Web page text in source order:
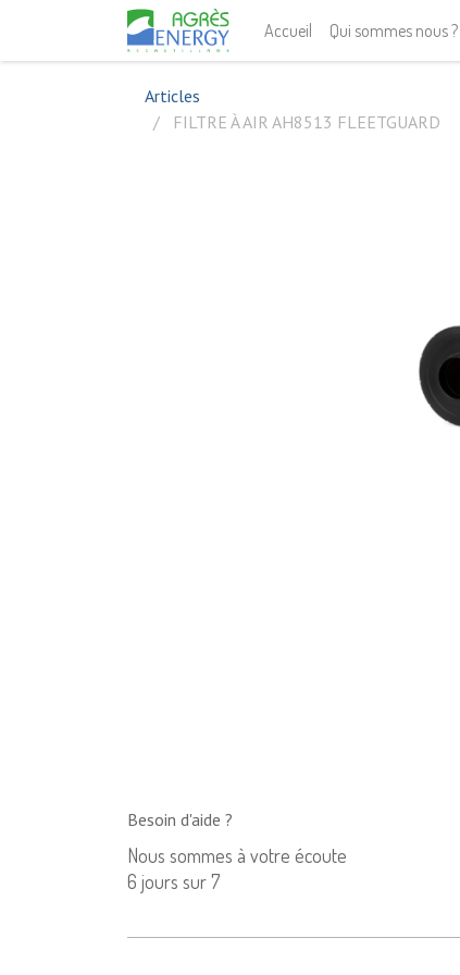
Accueil Qui sommes nous ?
Articles
FILTRE À AIR AH8513 FLEETGUARD
Besoin d'aide ?
Nous sommes à votre écoute
6 jours sur 7